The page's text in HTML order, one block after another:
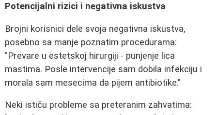
Potencijalni rizici i negativna iskustva
Brojni korisnici dele svoja negativna iskustva,
posebno sa manje poznatim procedurama:
"Prevare u estetskoj hirurgiji - punjenje lica
mastima. Posle intervencije sam dobila infekciju i
morala sam mesecima da pijem antibiotike."
Neki ističu probleme sa preteranim zahvatima: